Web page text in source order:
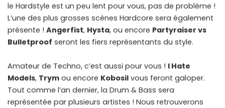
le Hardstyle est un peu lent pour vous, pas de problème !
L’une des plus grosses scènes Hardcore sera également
présente ! Angerfist, Hysta, ou encore Partyraiser vs
Bulletproof seront les fiers représentants du style.
Amateur de Techno, c’est aussi pour vous ! I Hate
Models, Trym ou encore Kobosil vous feront galoper.
Tout comme l’an dernier, la Drum & Bass sera
représentée par plusieurs artistes ! Nous retrouverons